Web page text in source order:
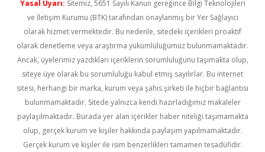
Yasal Uyarı: Sitemiz, 5651 Sayılı Kanun gereğince Bilgi Teknolojileri
ve İletişim Kurumu (BTK) tarafından onaylanmış bir Yer Sağlayıcı
olarak hizmet vermektedir. Bu nedenle, sitedeki içerikleri proaktif
olarak denetleme veya araştırma yükümlülüğümüz bulunmamaktadır.
Ancak, üyelerimiz yazdıkları içeriklerin sorumluluğunu taşımakta olup,
siteye üye olarak bu sorumluluğu kabul etmiş sayılırlar. Bu internet
sitesi, herhangi bir marka, kurum veya şahıs şirketi ile hiçbir bağlantısı
bulunmamaktadır. Sitede yalnızca kendi hazırladığımız makaleler
paylaşılmaktadır. Burada yer alan içerikler haber niteliği taşımamakta
olup, gerçek kurum ve kişiler hakkında paylaşım yapılmamaktadır.
Gerçek kurum ve kişiler ile isim benzerlikleri tamamen tesadüfidir.